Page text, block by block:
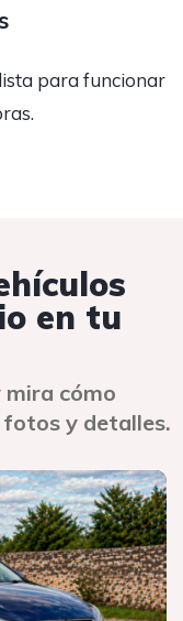
para funcionar
en tu
mira cómo
y detalles.